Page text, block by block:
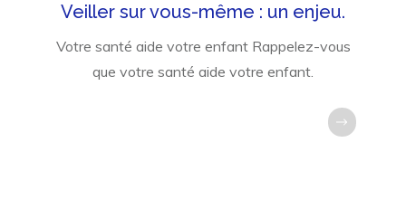
Veiller sur vous-même : un enjeu.
Votre santé aide votre enfant Rappelez-vous
que votre santé aide votre enfant.